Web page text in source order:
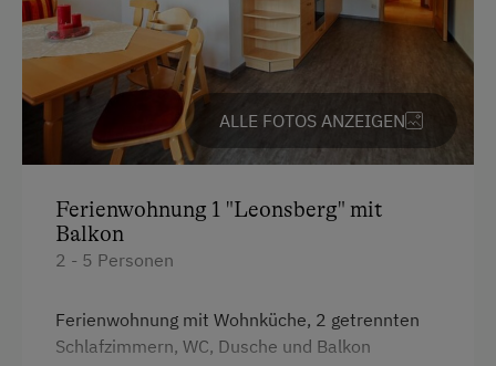
Obstgarten
Kinder-Ausstattung
Kinder sind willkommen
Kinderspielplatz
Spielzeug
Ausstattung der Wohneinheit
Bettwäsche vorhanden
E-Herd
ALLE FOTOS ANZEIGEN
Ferienwohnung 1 "Leonsberg" mit
Balkon
2 - 5 Personen
Ferienwohnung mit Wohnküche, 2 getrennten
Schlafzimmern, WC, Dusche und Balkon